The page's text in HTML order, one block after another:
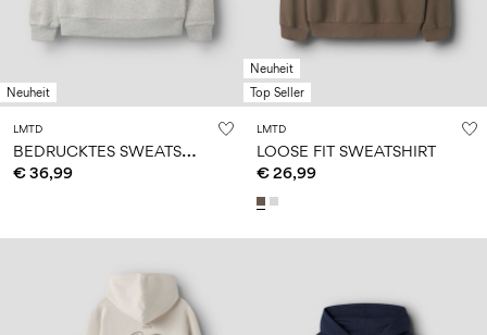
Neuheit
LMTD
B
EDRUCKTES SWEATSHIRT
€ 36,99
Neuheit
Top Seller
LMTD
LOOSE FIT SWEATSHIRT
€ 26,99